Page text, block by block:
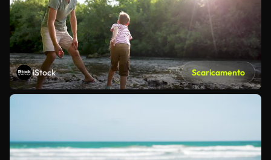
iStock Scaricamento